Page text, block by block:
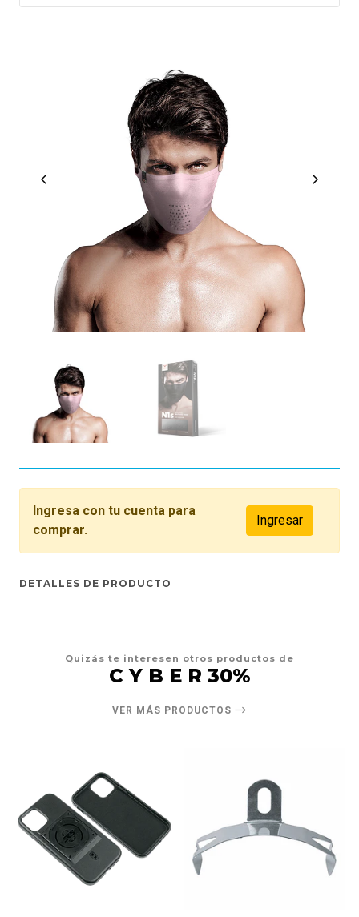
Ingresa con tu cuenta para
comprar.
Ingresar
DETALLES DE PRODUCTO
Quizás te interesen otros productos de
C Y B E R 30%
VER MÁS PRODUCTOS